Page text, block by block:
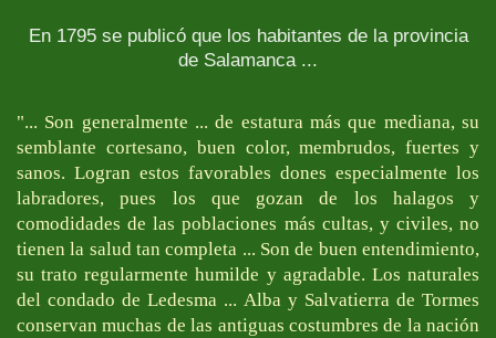
En 1795 se publicó que los habitantes de la provincia
de Salamanca ...
"... Son generalmente ... de estatura más que mediana, su
semblante cortesano, buen color, membrudos, fuertes y
sanos. Logran estos favorables dones especialmente los
labradores, pues los que gozan de los halagos y
comodidades de las poblaciones más cultas, y civiles, no
tienen la salud tan completa ... Son de buen entendimiento,
su trato regularmente humilde y agradable. Los naturales
del condado de Ledesma ... Alba y Salvatierra de Tormes
conservan muchas de las antiguas costumbres de la nación